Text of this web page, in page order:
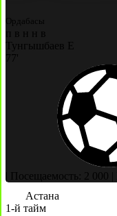
Ордабасы
п в н н
в
Тунгышбаев Е
77'
Посещаемость: 2 000
Астана
1-й тайм